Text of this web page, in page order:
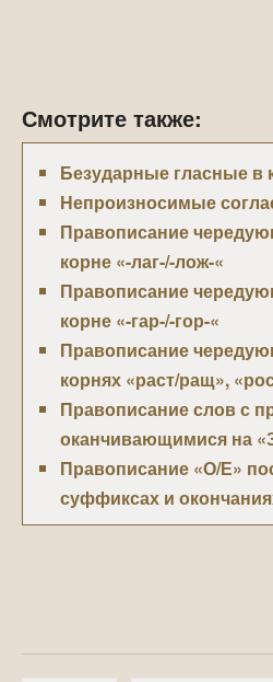
Смотрите также:
Безударные гласные в
Непроизносимые
Правописание
корне «-лаг-/-лож-«
Правописание
корне «-гар-/-гор-«
Правописание
корнях «раст/ращ»,
Правописание слов с
оканчивающимися на
Правописание «О/Е»
суффиксах и
прилагательных и
согласную